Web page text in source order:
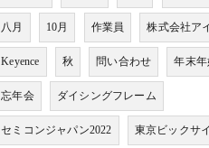
八月 10月 作業員 株式会社ア
Keyence 秋 問い合わせ 年末年
忘年会 ダイシングフレーム
セミコンジャパン2022 東京ビックサ